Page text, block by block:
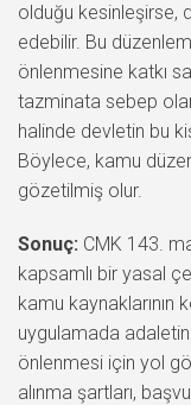
olduğu kesinleşirse,
edebilir. Bu
önlenmesine katkı
tazminata sebep
halinde devletin bu
Böylece, kamu
gözetilmiş olur.
Sonuç: CMK 143.
kapsamlı bir yasal
kamu kaynaklarının
uygulamada
önlenmesi için yol
alınma şartları,